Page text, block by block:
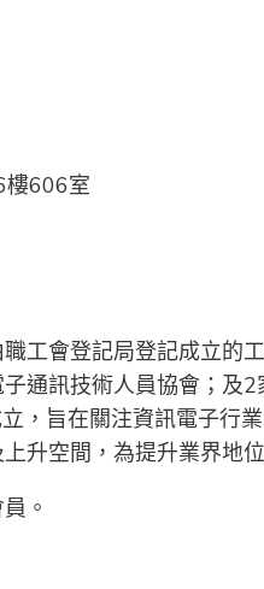
樓606室
工會登記局登記成立
通訊技術人員協會；
，旨在關注資訊電子行
升空間，為提升業界地
。